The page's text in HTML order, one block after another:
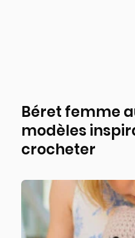
Béret femme
modèles
crocheter